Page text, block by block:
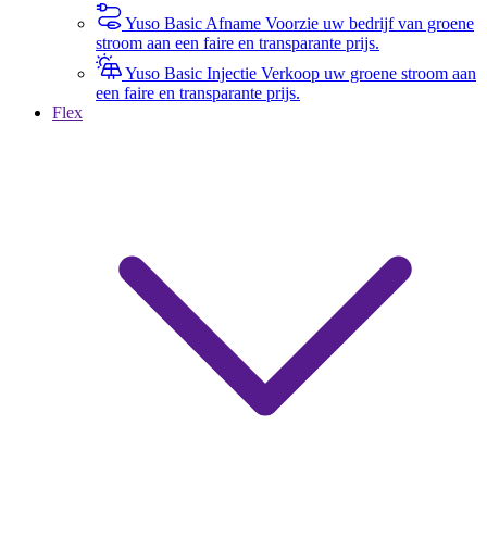
Yuso Basic Afname Voorzie uw bedrijf van groene
stroom aan een faire en transparante prijs.
Yuso Basic Injectie Verkoop uw groene stroom aan
een faire en transparante prijs.
Flex